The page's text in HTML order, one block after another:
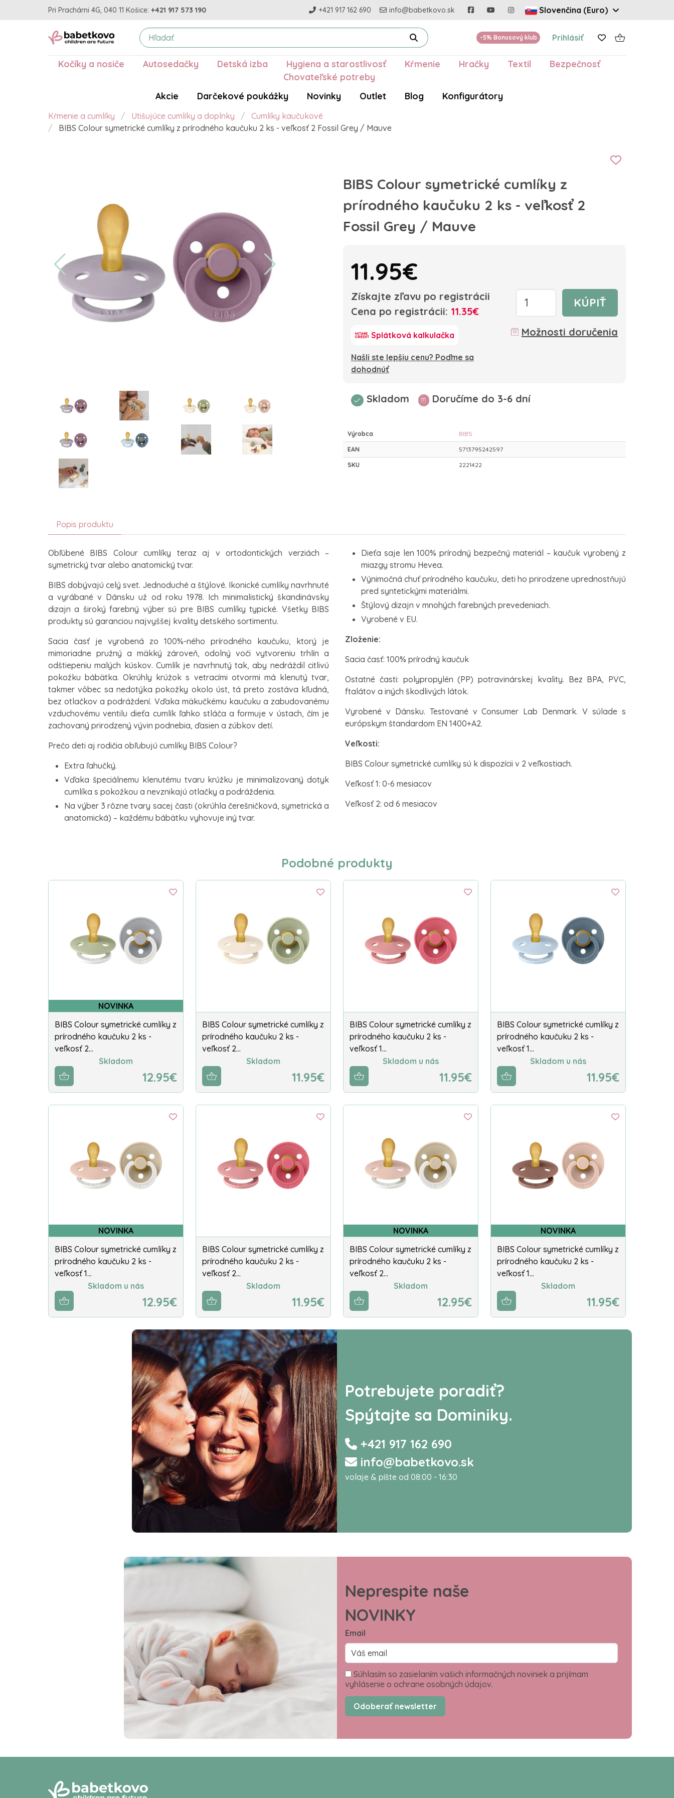
Pri Prachárni 4G, 040 11 Košice: +421 917 573 190 +421 917 162 690 info@babetkovo.sk Slovenčina (Euro)
-5% Bonusový klub Prihlásiť
Kočíky a nosiče Autosedačky Detská izba Hygiena a starostlivosť Kŕmenie Hračky Textil
Bezpečnosť
Chovateľské potreby
Akcie
Darčekové poukážky Novinky Outlet Blog Konfigurátory
Kŕmenie a cumlíky Utišujúce cumlíky a doplnky
Cumlíky kaučukové
BIBS Colour symetrické cumlíky z prírodného kaučuku 2 ks - veľkosť 2 Fossil Grey / Mauve
BIBS Colour symetrické cumlíky z
prírodného kaučuku 2 ks - veľkosť 2
Fossil Grey / Mauve
11.95€
Získajte zľavu po registrácii
Cena po registrácii: 11.35€
Splátková kalkulačka
Našli ste lepšiu cenu? Poďme sa
dohodnúť
KÚPIŤ
Možnosti doručenia
Skladom Doručíme do 3-6 dní
Výrobca BIBS
EAN 5713795242597
SKU 2221422
Popis produktu
Obľúbené BIBS Colour cumlíky teraz aj v ortodontických verziách –
symetrický tvar alebo anatomický tvar.
BIBS dobývajú celý svet. Jednoduché a štýlové. Ikonické cumlíky navrhnuté
a vyrábané v Dánsku už od roku 1978. Ich minimalistický škandinávsky
dizajn a široký farebný výber sú pre BIBS cumlíky typické. Všetky BIBS
produkty sú garanciou najvyššej kvality detského sortimentu.
Sacia časť je vyrobená zo 100%-ného prírodného kaučuku, ktorý je
mimoriadne pružný a mäkký zároveň, odolný voči vytvoreniu trhlín a
odštiepeniu malých kúskov. Cumlík je navrhnutý tak, aby nedráždil citlivú
pokožku bábätka. Okrúhly krúžok s vetracími otvormi má klenutý tvar,
takmer vôbec sa nedotýka pokožky okolo úst, tá preto zostáva kľudná,
bez otlačkov a podráždení. Vďaka mäkučkému kaučuku a zabudovanému
vzduchovému ventilu dieťa cumlík ľahko stláča a formuje v ústach, čím je
zachovaný prirodzený vývin podnebia, ďasien a zúbkov detí.
Prečo deti aj rodičia obľubujú cumlíky BIBS Colour?
Extra ľahučký.
Vďaka špeciálnemu klenutému tvaru krúžku je minimalizovaný dotyk
cumlíka s pokožkou a nevznikajú otlačky a podráždenia.
Na výber 3 rôzne tvary sacej časti (okrúhla čerešničková, symetrická a
anatomická) – každému bábätku vyhovuje iný tvar.
Dieťa saje len 100% prírodný bezpečný materiál – kaučuk vyrobený z
miazgy stromu Hevea.
Výnimočná chuť prírodného kaučuku, deti ho prirodzene uprednostňujú
pred syntetickými materiálmi.
Štýlový dizajn v mnohých farebných prevedeniach.
Vyrobené v EU.
Zloženie:
Sacia časť: 100% prírodný kaučuk
Ostatné časti: polypropylén (PP) potravinárskej kvality. Bez BPA, PVC,
ftalátov a iných škodlivých látok.
Vyrobené v Dánsku. Testované v Consumer Lab Denmark. V súlade s
európskym štandardom EN 1400+A2.
Veľkosti:
BIBS Colour symetrické cumlíky sú k dispozícii v 2 veľkostiach.
Veľkosť 1: 0-6 mesiacov
Veľkosť 2: od 6 mesiacov
Podobné produkty
NOVINKA
BIBS Colour symetrické cumlíky z
prírodného kaučuku 2 ks -
veľkosť 2…
Skladom
12.95€
BIBS Colour symetrické cumlíky z
prírodného kaučuku 2 ks -
veľkosť 2…
Skladom
11.95€
BIBS Colour symetrické cumlíky z
prírodného kaučuku 2 ks -
veľkosť 1…
Skladom u nás
11.95€
BIBS Colour symetrické cumlíky z
prírodného kaučuku 2 ks -
veľkosť 1…
Skladom u nás
11.95€
NOVINKA
BIBS Colour symetrické cumlíky z
prírodného kaučuku 2 ks -
veľkosť 1…
Skladom u nás
12.95€
BIBS Colour symetrické cumlíky z
prírodného kaučuku 2 ks -
veľkosť 2…
Skladom
11.95€
NOVINKA
BIBS Colour symetrické cumlíky z
prírodného kaučuku 2 ks -
veľkosť 2…
Skladom
12.95€
NOVINKA
BIBS Colour symetrické cumlíky z
prírodného kaučuku 2 ks -
veľkosť 1…
Skladom
11.95€
Potrebujete poradiť?
Spýtajte sa Dominiky.
+421 917 162 690
info@babetkovo.sk
volaje & píšte od 08:00 - 16:30
Neprespite naše
NOVINKY
Email
Súhlasím so zasielaním vašich informačných noviniek a prijímam
vyhlásenie o ochrane osobných údajov.
Odoberať newsletter